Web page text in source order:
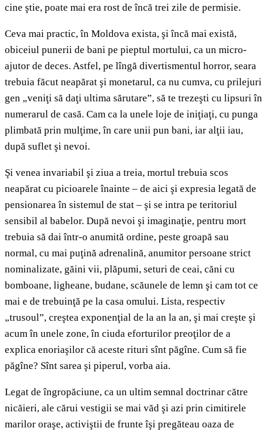
cine ştie, poate mai era rost de încă trei zile de permisie.
Ceva mai practic, în Moldova exista, şi încă mai există,
obiceiul punerii de bani pe pieptul mortului, ca un micro-
ajutor de deces. Astfel, pe lîngă divertismentul horror, seara
trebuia făcut neapărat şi monetarul, ca nu cumva, cu prilejuri
gen „veniţi să daţi ultima sărutare”, să te trezeşti cu lipsuri în
numerarul de casă. Cam ca la unele loje de iniţiaţi, cu punga
plimbată prin mulţime, în care unii pun bani, iar alţii iau,
după suflet şi nevoi.
Şi venea invariabil şi ziua a treia, mortul trebuia scos
neapărat cu picioarele înainte – de aici şi expresia legată de
pensionarea în sistemul de stat – şi se intra pe teritoriul
sensibil al babelor. După nevoi şi imaginaţie, pentru mort
trebuia să dai într-o anumită ordine, peste groapă sau
normal, cu mai puţină adrenalină, anumitor persoane strict
nominalizate, găini vii, plăpumi, seturi de ceai, căni cu
bomboane, ligheane, budane, scăunele de lemn şi cam tot ce
mai e de trebuinţă pe la casa omului. Lista, respectiv
„trusoul”, creştea exponenţial de la an la an, şi mai creşte şi
acum în unele zone, în ciuda eforturilor preoţilor de a
explica enoriaşilor că aceste rituri sînt păgîne. Cum să fie
păgîne? Sînt sarea şi piperul, vorba aia.
Legat de îngropăciune, ca un ultim semnal doctrinar către
nicăieri, ale cărui vestigii se mai văd şi azi prin cimitirele
marilor oraşe, activiştii de frunte îşi pregăteau oaza de